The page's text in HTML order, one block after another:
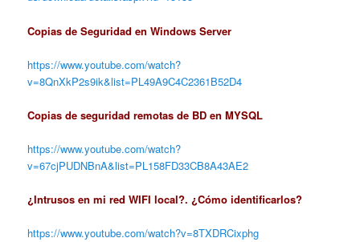
Copias de Seguridad en Windows Server
https://www.youtube.com/watch?
v=8QnXkP2s9ik&list=PL49A9C4C2361B52D4
Copias de seguridad remotas de BD en MYSQL
https://www.youtube.com/watch?
v=67cjPUDNBnA&list=PL158FD33CB8A43AE2
¿Intrusos en mi red WIFI local?. ¿Cómo identificarlos?
https://www.youtube.com/watch?v=8TXDRCixphg